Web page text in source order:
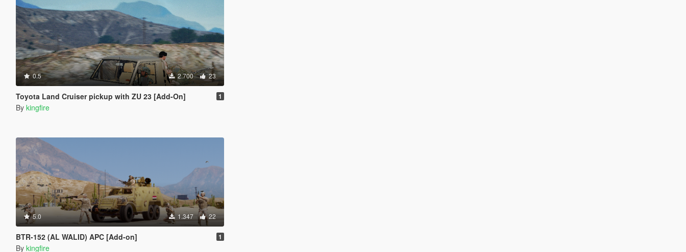
0.5 2.700 23
Toyota Land Cruiser pickup with ZU 23 [Add-On] 1
By kingfire
5.0 1.347 22
BTR-152 (AL WALID) APC [Add-on] 1
By kingfire